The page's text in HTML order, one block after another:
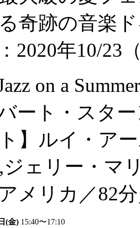
奇跡の音楽
2020年10/23
on a
ート・スタ
ト】ルイ・ア
ジェリー・マ
メリカ／82
(金) 15:40〜17:10